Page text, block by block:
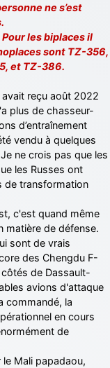
ne s’est
les biplaces il
sont TZ-356,
et TZ-386.
reçu août 2022
plus de chasseur-
d’entraînement
vendu à quelques
ne crois pas que les
les Russes ont
de transformation
c'est quand même
matière de défense.
sont de vrais
des Chengdu F-
de Dassault-
avions d'attaque
commandé, la
en cours
de
Mali papadaou,